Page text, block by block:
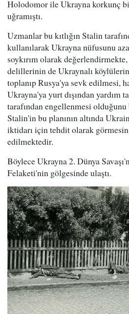
Holodomor ile Ukrayna korkunç
uğramıştı.
Uzmanlar bu kıtlığın Stalin
kullanılarak Ukrayna nüfusunu
soykırım olarak
delillerinin de Ukraynalı
toplanıp Rusya'ya sevk edilmesi,
Ukrayna'ya yurt dışından yardım
tarafından engellenmesi
Stalin'in bu planının altında
iktidarı için tehdit olarak
edilmektedir.
Böylece Ukrayna 2. Dünya
Felaketi'nin gölgesinde ulaştı.